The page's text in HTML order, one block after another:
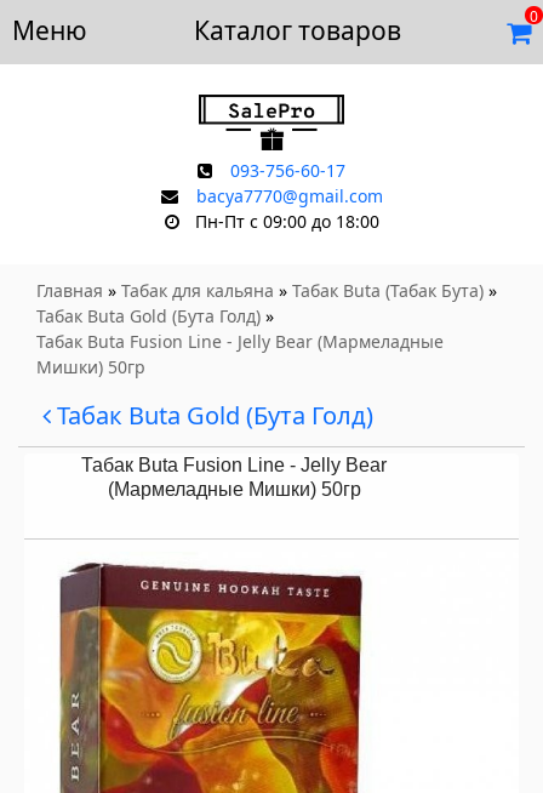
Меню Каталог товаров 0
Доставка и оплата Отзывы Скидки Контакты
093-756-60-17
bacya7770@gmail.com
Пн-Пт с 09:00 до 18:00
Главная » Табак для кальяна » Табак Buta (Табак Бута) »
Табак Buta Gold (Бута Голд) »
Табак Buta Fusion Line - Jelly Bear (Мармеладные
Мишки) 50гр
Табак Buta Gold (Бута Голд)
Табак Buta Fusion Line - Jelly Bear
(Мармеладные Мишки) 50гр